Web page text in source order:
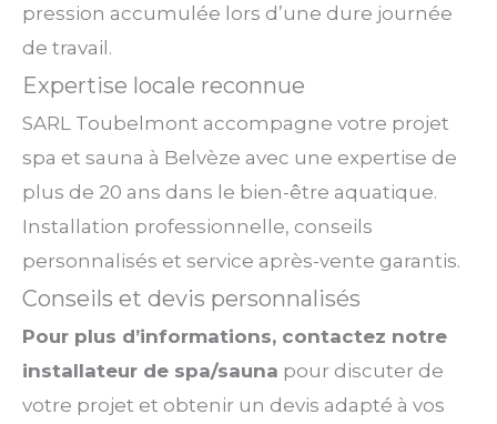
pression accumulée lors d’une dure journée
de travail.
Expertise locale reconnue
SARL Toubelmont accompagne votre projet
spa et sauna à Belvèze avec une expertise de
plus de 20 ans dans le bien-être aquatique.
Installation professionnelle, conseils
personnalisés et service après-vente garantis.
Conseils et devis personnalisés
Pour plus d’informations, contactez notre
installateur de spa/sauna pour discuter de
votre projet et obtenir un devis adapté à vos